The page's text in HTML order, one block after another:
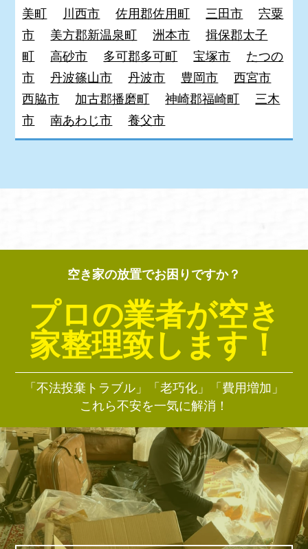
美町
川西市 佐用郡佐用町 三田市
宍粟
市
美方郡新温泉町 洲本市
揖保郡太子
町
高砂市 多可郡多可町 宝塚市
たつの
市
丹波篠山市 丹波市 豊岡市
西宮市
西脇市
加古郡播磨町 神崎郡福崎町
三木
市
南あわじ市 養父市
空き家の放置でお困りですか？
プロの業者が空き
家整理致します！
「不法投棄トラブル」「老巧化」「費用増加」
これら不安を一気に解消！